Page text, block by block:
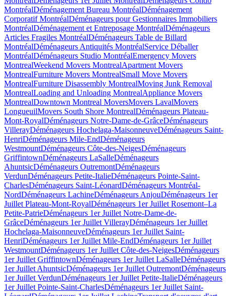
MontréalDéménagement Bureau MontréalDéménagement
Corporatif MontréalDéménageurs pour Gestionnaires Immobiliers
MontréalDéménagement et Entreposage MontréalDéménageurs
Articles Fragiles MontréalDéménageurs Table de Billard
MontréalDéménageurs Antiquités MontréalService Déballer
MontréalDéménageurs Studio MontréalEmergency Movers
MontrealWeekend Movers MontrealApartment Movers
MontrealFurniture Movers MontrealSmall Move Movers
MontrealFurniture Disassembly MontrealMoving Junk Removal
MontrealLoading and Unloading MontrealAppliance Movers
MontrealDowntown Montreal MoversMovers LavalMovers
LongueuilMovers South Shore MontrealDéménageurs Plateau-
Mont-RoyalDéménageurs Notre-Dame-de-GrâceDéménageurs
VillerayDéménageurs Hochelaga-MaisonneuveDéménageurs Saint-
HenriDéménageurs Mile-EndDéménageurs
WestmountDéménageurs Côte-des-NeigesDéménageurs
GriffintownDéménageurs LaSalleDéménageurs
AhuntsicDéménageurs OutremontDéménageurs
VerdunDéménageurs Petite-ItalieDéménageurs Pointe-Saint-
CharlesDéménageurs Saint-LéonardDéménageurs Montréal-
NordDéménageurs LachineDéménageurs AnjouDéménageurs 1er
Juillet Plateau-Mont-RoyalDéménageurs 1er Juillet Rosemont–La
Petite-PatrieDéménageurs 1er Juillet Notre-Dame-de-
GrâceDéménageurs 1er Juillet VillerayDéménageurs 1er Juillet
Hochelaga-MaisonneuveDéménageurs 1er Juillet Saint-
HenriDéménageurs 1er Juillet Mile-EndDéménageurs 1er Juillet
WestmountDéménageurs 1er Juillet Côte-des-NeigesDéménageurs
1er Juillet GriffintownDéménageurs 1er Juillet LaSalleDéménageurs
1er Juillet AhuntsicDéménageurs 1er Juillet OutremontDéménageurs
1er Juillet VerdunDéménageurs 1er Juillet Petite-ItalieDéménageurs
1er Juillet Pointe-Saint-CharlesDéménageurs 1er Juillet Saint-